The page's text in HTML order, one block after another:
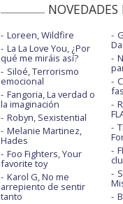
NOVEDADES
Loreen, Wildfire
La La Love You, ¿Por
qué me miráis así?
Siloé, Terrorismo
emocional
Fangoria, La verdad o
la imaginación
Robyn, Sexistential
Melanie Martinez,
Hades
Foo Fighters, Your
favorite toy
Karol G, No me
arrepiento de sentir
tanto